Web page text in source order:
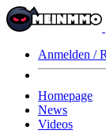
Anmelden /
Homepage
News
Videos